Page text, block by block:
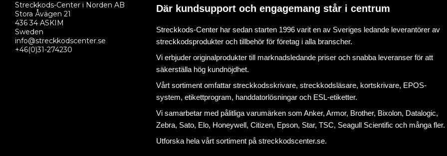
Streckkods-Center i Norden AB
Stora Åvägen 21
436 34 ASKIM
Sweden
info@streckkodscenter.se
+46(0)31-274230
Där kundsupport och engagemang står i centrum
Streckkods-Center har sedan starten 1996 varit en av Sveriges ledande leverantörer av
streckkodsprodukter och tillbehör för företag i alla branscher.
Vi erbjuder originalprodukter till marknadsledande priser och snabba leveranser för att
säkerställa hög kundnöjdhet.
Vårt sortiment omfattar streckkodsskrivare, streckkodsläsare, kortskrivare, EPOS-
system, etikettprogram, handdatorlösningar och ESL-etiketter.
Vi samarbetar med pålitliga varumärken som Anker, Armor, Brother, Bixolon, Datalogic,
Zebra, Sato, Elo, Honeywell, Citizen, Epson, Star, TSC, Seagull Scientific och många fler.
Utforska hela vårt sortiment påstreckkodscenter.se.